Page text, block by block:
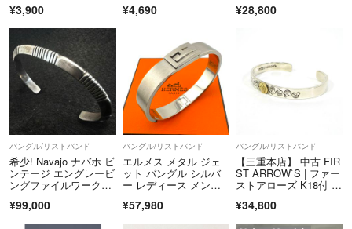
¥3,900 ¥4,690 リント アンダーワール
¥28,800
バングル/リストバンド
希少! Navajo ナバホ ビ
ンテージ エングレービ
ングファイルワークト
ル Old pawn オールド
ポーン
¥99,000
バングル/リストバンド
エルメス メタル ジェ
ット バングル シルバ
ー レディース メン
¥57,980
バングル/リストバンド
【三重本店】 中古 FIR
ST ARROW`S | ファー
ストアローズ K18付 平
グル / 唐草模様 シルバ
ー×ゴールド 【134】
¥34,800